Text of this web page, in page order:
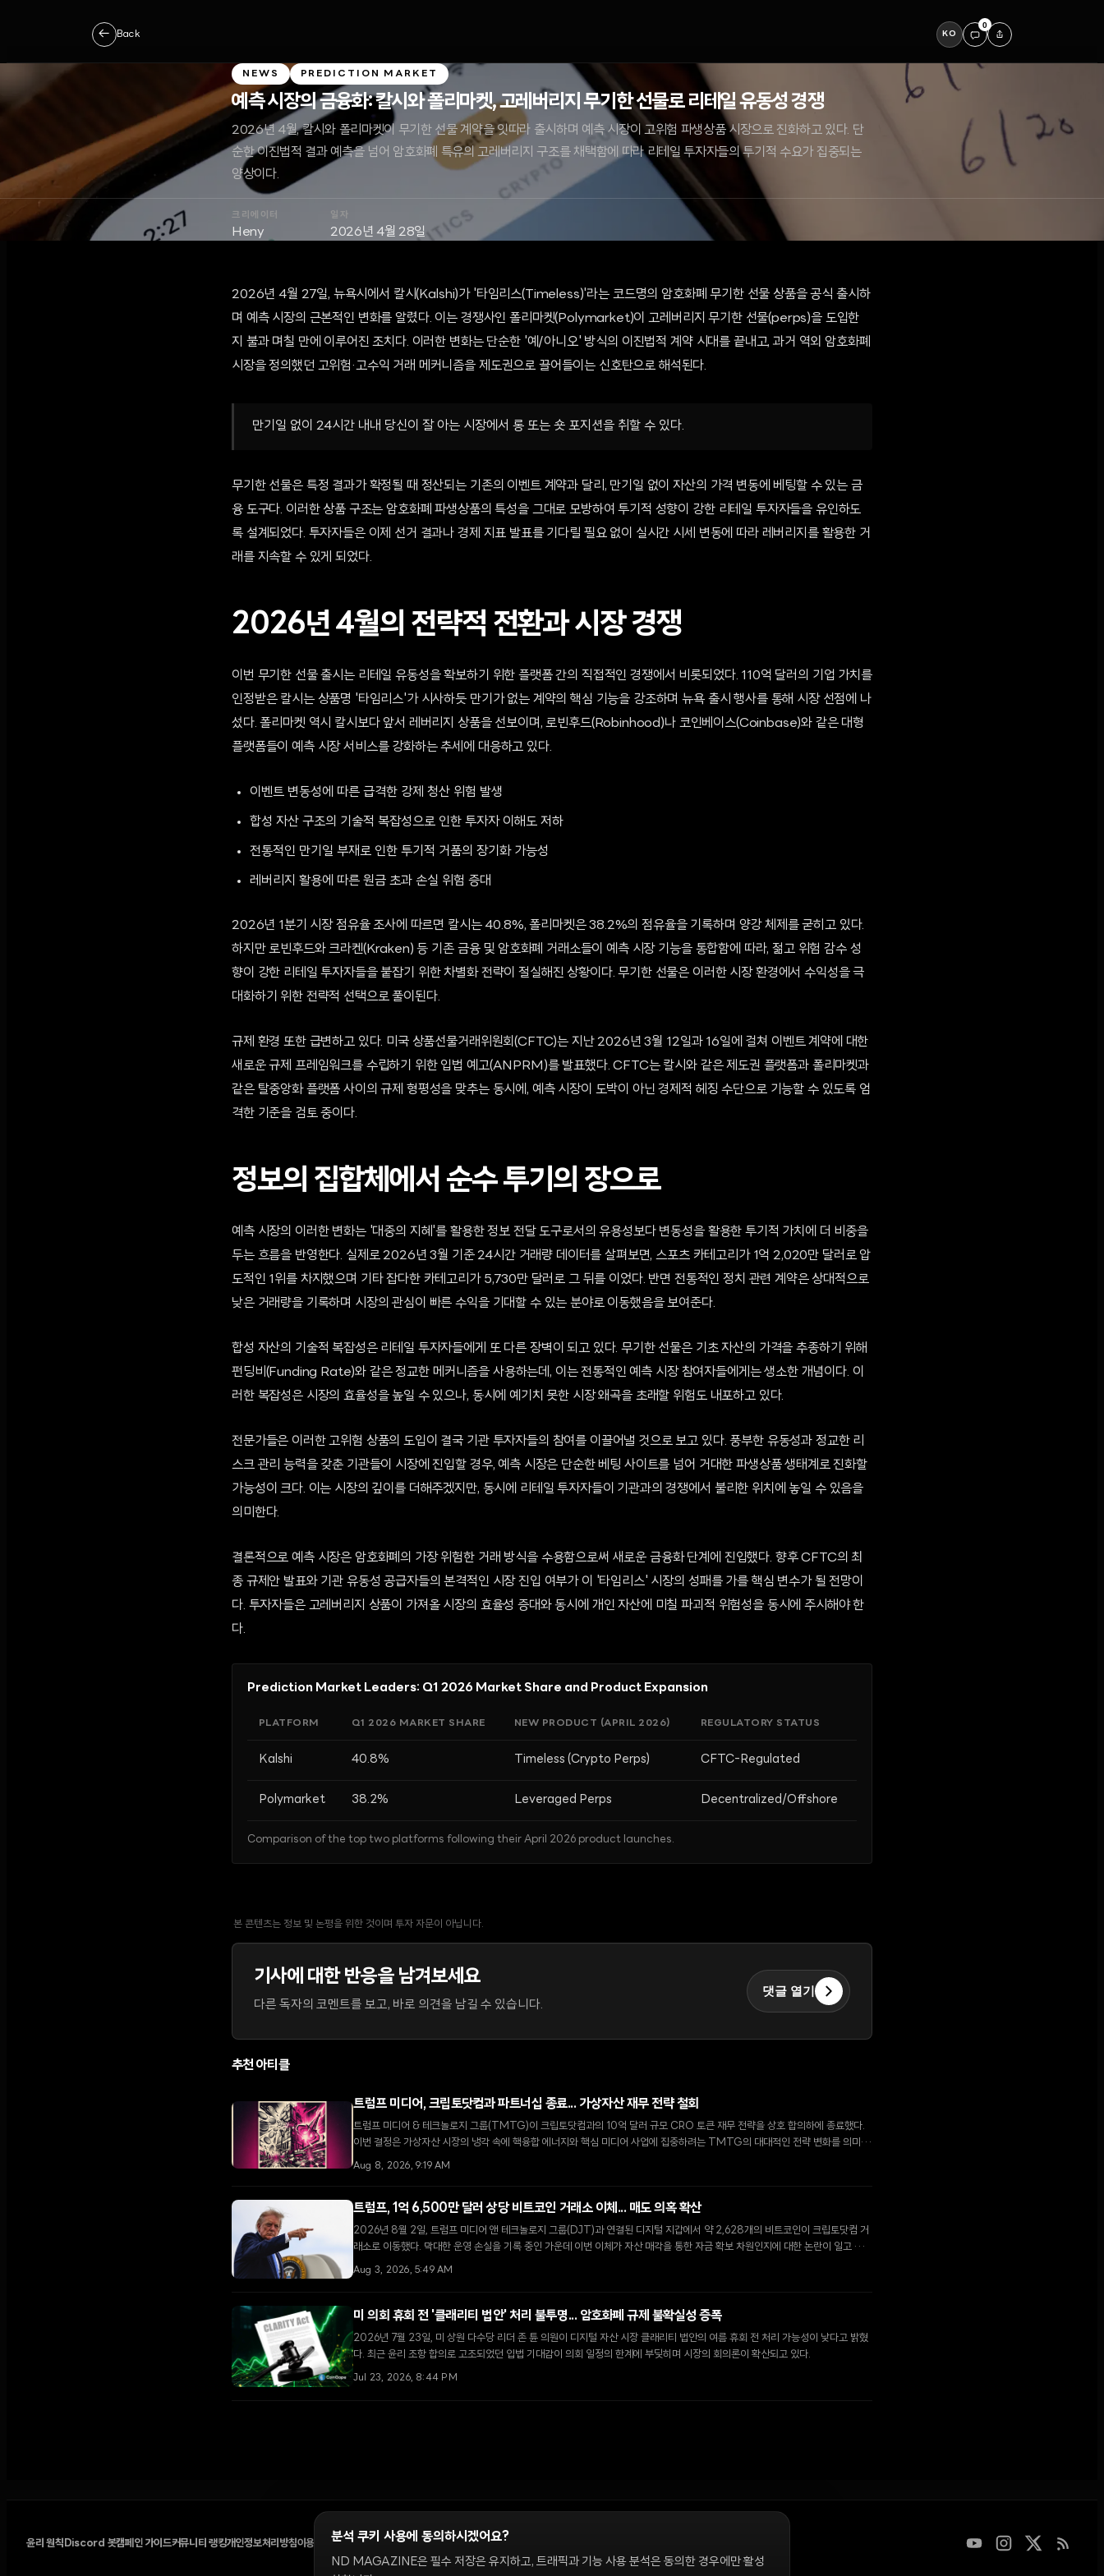
← Back KO
0
NEWS PREDICTION MARKET
예측 시장의 금융화: 칼시와 폴리마켓, 고레버리지 무기한 선물로 리테일 유동성 경쟁
2026년 4월, 칼시와 폴리마켓이 무기한 선물 계약을 잇따라 출시하며 예측 시장이 고위험 파생상품 시장으로 진화하고 있다. 단
순한 이진법적 결과 예측을 넘어 암호화폐 특유의 고레버리지 구조를 채택함에 따라 리테일 투자자들의 투기적 수요가 집중되는
양상이다.
크리에이터
Heny
일자
2026년 4월 28일
2026년 4월 27일, 뉴욕시에서 칼시(Kalshi)가 '타임리스(Timeless)'라는 코드명의 암호화폐 무기한 선물 상품을 공식 출시하
며 예측 시장의 근본적인 변화를 알렸다. 이는 경쟁사인 폴리마켓(Polymarket)이 고레버리지 무기한 선물(perps)을 도입한
지 불과 며칠 만에 이루어진 조치다. 이러한 변화는 단순한 '예/아니오' 방식의 이진법적 계약 시대를 끝내고, 과거 역외 암호화폐
시장을 정의했던 고위험·고수익 거래 메커니즘을 제도권으로 끌어들이는 신호탄으로 해석된다.
만기일 없이 24시간 내내 당신이 잘 아는 시장에서 롱 또는 숏 포지션을 취할 수 있다.
무기한 선물은 특정 결과가 확정될 때 정산되는 기존의 이벤트 계약과 달리, 만기일 없이 자산의 가격 변동에 베팅할 수 있는 금
융 도구다. 이러한 상품 구조는 암호화폐 파생상품의 특성을 그대로 모방하여 투기적 성향이 강한 리테일 투자자들을 유인하도
록 설계되었다. 투자자들은 이제 선거 결과나 경제 지표 발표를 기다릴 필요 없이 실시간 시세 변동에 따라 레버리지를 활용한 거
래를 지속할 수 있게 되었다.
2026년 4월의 전략적 전환과 시장 경쟁
이번 무기한 선물 출시는 리테일 유동성을 확보하기 위한 플랫폼 간의 직접적인 경쟁에서 비롯되었다. 110억 달러의 기업 가치를
인정받은 칼시는 상품명 '타임리스'가 시사하듯 만기가 없는 계약의 핵심 기능을 강조하며 뉴욕 출시 행사를 통해 시장 선점에 나
섰다. 폴리마켓 역시 칼시보다 앞서 레버리지 상품을 선보이며, 로빈후드(Robinhood)나 코인베이스(Coinbase)와 같은 대형
플랫폼들이 예측 시장 서비스를 강화하는 추세에 대응하고 있다.
이벤트 변동성에 따른 급격한 강제 청산 위험 발생
합성 자산 구조의 기술적 복잡성으로 인한 투자자 이해도 저하
전통적인 만기일 부재로 인한 투기적 거품의 장기화 가능성
레버리지 활용에 따른 원금 초과 손실 위험 증대
2026년 1분기 시장 점유율 조사에 따르면 칼시는 40.8%, 폴리마켓은 38.2%의 점유율을 기록하며 양강 체제를 굳히고 있다.
하지만 로빈후드와 크라켄(Kraken) 등 기존 금융 및 암호화폐 거래소들이 예측 시장 기능을 통합함에 따라, 젊고 위험 감수 성
향이 강한 리테일 투자자들을 붙잡기 위한 차별화 전략이 절실해진 상황이다. 무기한 선물은 이러한 시장 환경에서 수익성을 극
대화하기 위한 전략적 선택으로 풀이된다.
규제 환경 또한 급변하고 있다. 미국 상품선물거래위원회(CFTC)는 지난 2026년 3월 12일과 16일에 걸쳐 이벤트 계약에 대한
새로운 규제 프레임워크를 수립하기 위한 입법 예고(ANPRM)를 발표했다. CFTC는 칼시와 같은 제도권 플랫폼과 폴리마켓과
같은 탈중앙화 플랫폼 사이의 규제 형평성을 맞추는 동시에, 예측 시장이 도박이 아닌 경제적 헤징 수단으로 기능할 수 있도록 엄
격한 기준을 검토 중이다.
정보의 집합체에서 순수 투기의 장으로
예측 시장의 이러한 변화는 '대중의 지혜'를 활용한 정보 전달 도구로서의 유용성보다 변동성을 활용한 투기적 가치에 더 비중을
두는 흐름을 반영한다. 실제로 2026년 3월 기준 24시간 거래량 데이터를 살펴보면, 스포츠 카테고리가 1억 2,020만 달러로 압
도적인 1위를 차지했으며 기타 잡다한 카테고리가 5,730만 달러로 그 뒤를 이었다. 반면 전통적인 정치 관련 계약은 상대적으로
낮은 거래량을 기록하며 시장의 관심이 빠른 수익을 기대할 수 있는 분야로 이동했음을 보여준다.
합성 자산의 기술적 복잡성은 리테일 투자자들에게 또 다른 장벽이 되고 있다. 무기한 선물은 기초 자산의 가격을 추종하기 위해
펀딩비(Funding Rate)와 같은 정교한 메커니즘을 사용하는데, 이는 전통적인 예측 시장 참여자들에게는 생소한 개념이다. 이
러한 복잡성은 시장의 효율성을 높일 수 있으나, 동시에 예기치 못한 시장 왜곡을 초래할 위험도 내포하고 있다.
전문가들은 이러한 고위험 상품의 도입이 결국 기관 투자자들의 참여를 이끌어낼 것으로 보고 있다. 풍부한 유동성과 정교한 리
스크 관리 능력을 갖춘 기관들이 시장에 진입할 경우, 예측 시장은 단순한 베팅 사이트를 넘어 거대한 파생상품 생태계로 진화할
가능성이 크다. 이는 시장의 깊이를 더해주겠지만, 동시에 리테일 투자자들이 기관과의 경쟁에서 불리한 위치에 놓일 수 있음을
의미한다.
결론적으로 예측 시장은 암호화폐의 가장 위험한 거래 방식을 수용함으로써 새로운 금융화 단계에 진입했다. 향후 CFTC의 최
종 규제안 발표와 기관 유동성 공급자들의 본격적인 시장 진입 여부가 이 '타임리스' 시장의 성패를 가를 핵심 변수가 될 전망이
다. 투자자들은 고레버리지 상품이 가져올 시장의 효율성 증대와 동시에 개인 자산에 미칠 파괴적 위험성을 동시에 주시해야 한
다.
Prediction Market Leaders: Q1 2026 Market Share and Product Expansion
PLATFORM Q1 2026 MARKET SHARE NEW PRODUCT (APRIL 2026) REGULATORY STATUS
Kalshi 40.8% Timeless (Crypto Perps) CFTC-Regulated
Polymarket 38.2% Leveraged Perps Decentralized/Offshore
Comparison of the top two platforms following their April 2026 product launches.
본 콘텐츠는 정보 및 논평을 위한 것이며 투자 자문이 아닙니다.
기사에 대한 반응을 남겨보세요
다른 독자의 코멘트를 보고, 바로 의견을 남길 수 있습니다.
댓글 열기
추천 아티클
트럼프 미디어, 크립토닷컴과 파트너십 종료... 가상자산 재무 전략 철회
트럼프 미디어 & 테크놀로지 그룹(TMTG)이 크립토닷컴과의 10억 달러 규모 CRO 토큰 재무 전략을 상호 합의하에 종료했다.
이번 결정은 가상자산 시장의 냉각 속에 핵융합 에너지와 핵심 미디어 사업에 집중하려는 TMTG의 대대적인 전략 변화를 의미한
다.
Aug 8, 2026, 9:19 AM
트럼프, 1억 6,500만 달러 상당 비트코인 거래소 이체... 매도 의혹 확산
2026년 8월 2일, 트럼프 미디어 앤 테크놀로지 그룹(DJT)과 연결된 디지털 지갑에서 약 2,628개의 비트코인이 크립토닷컴 거
래소로 이동했다. 막대한 운영 손실을 기록 중인 가운데 이번 이체가 자산 매각을 통한 자금 확보 차원인지에 대한 논란이 일고 있
다.
Aug 3, 2026, 5:49 AM
미 의회 휴회 전 '클래리티 법안' 처리 불투명... 암호화폐 규제 불확실성 증폭
2026년 7월 23일, 미 상원 다수당 리더 존 튠 의원이 디지털 자산 시장 클래리티 법안의 여름 휴회 전 처리 가능성이 낮다고 밝혔
다. 최근 윤리 조항 합의로 고조되었던 입법 기대감이 의회 일정의 한계에 부딪히며 시장의 회의론이 확산되고 있다.
Jul 23, 2026, 8:44 PM
윤리 원칙 Discord 봇캠페인 가이드커뮤니티 랭킹개인정보처리방침이용약관 쿠키 설정
분석 쿠키 사용에 동의하시겠어요?
ND MAGAZINE은 필수 저장은 유지하고, 트래픽과 기능 사용 분석은 동의한 경우에만 활성